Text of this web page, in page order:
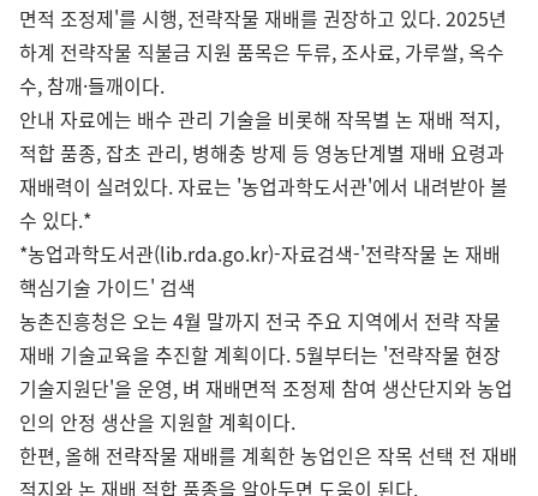
면적 조정제'를 시행, 전략작물 재배를 권장하고 있다. 2025년
하계 전략작물 직불금 지원 품목은 두류, 조사료, 가루쌀, 옥수
수, 참깨·들깨이다.
안내 자료에는 배수 관리 기술을 비롯해 작목별 논 재배 적지,
적합 품종, 잡초 관리, 병해충 방제 등 영농단계별 재배 요령과
재배력이 실려있다. 자료는 '농업과학도서관'에서 내려받아 볼
수 있다.*
*농업과학도서관(lib.rda.go.kr)-자료검색-'전략작물 논 재배
핵심기술 가이드' 검색
농촌진흥청은 오는 4월 말까지 전국 주요 지역에서 전략 작물
재배 기술교육을 추진할 계획이다. 5월부터는 '전략작물 현장
기술지원단'을 운영, 벼 재배면적 조정제 참여 생산단지와 농업
인의 안정 생산을 지원할 계획이다.
한편, 올해 전략작물 재배를 계획한 농업인은 작목 선택 전 재배
적지와 논 재배 적합 품종을 알아두면 도움이 된다.